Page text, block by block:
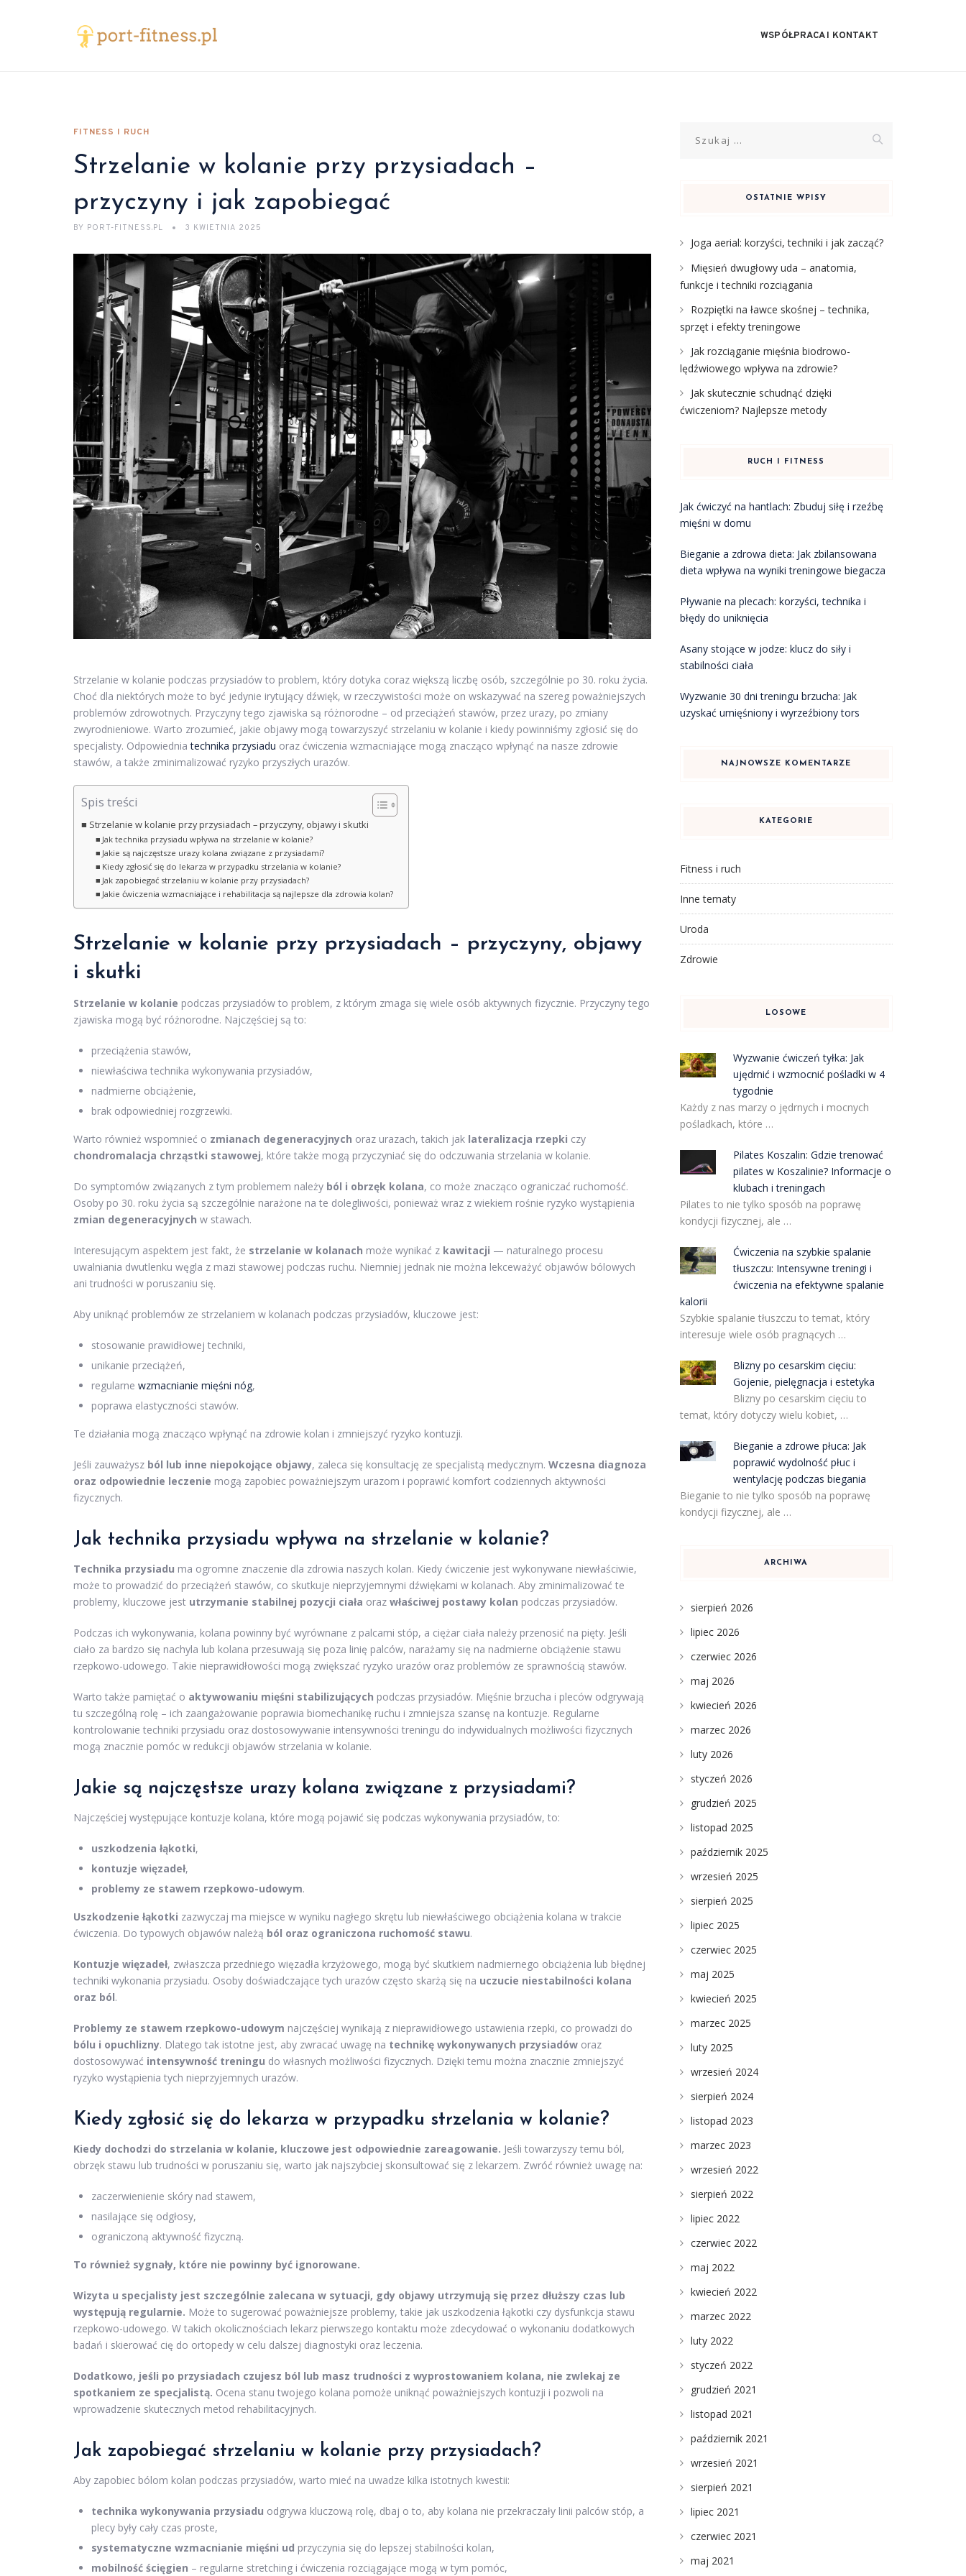
WSPÓŁPRACA I KONTAKT
FITNESS I RUCH
Strzelanie w kolanie przy przysiadach –
przyczyny i jak zapobiegać
BY PORT-FITNESS.PL 3 KWIETNIA 2025
Strzelanie w kolanie podczas przysiadów to problem, który dotyka coraz większą liczbę osób, szczególnie po 30. roku życia.
Choć dla niektórych może to być jedynie irytujący dźwięk, w rzeczywistości może on wskazywać na szereg poważniejszych
problemów zdrowotnych. Przyczyny tego zjawiska są różnorodne – od przeciążeń stawów, przez urazy, po zmiany
zwyrodnieniowe. Warto zrozumieć, jakie objawy mogą towarzyszyć strzelaniu w kolanie i kiedy powinniśmy zgłosić się do
specjalisty. Odpowiedniatechnika przysiadu oraz ćwiczenia wzmacniające mogą znacząco wpłynąć na nasze zdrowie
stawów, a także zminimalizować ryzyko przyszłych urazów.
Spis treści
Strzelanie w kolanie przy przysiadach – przyczyny, objawy i skutki
Jak technika przysiadu wpływa na strzelanie w kolanie?
Jakie są najczęstsze urazy kolana związane z przysiadami?
Kiedy zgłosić się do lekarza w przypadku strzelania w kolanie?
Jak zapobiegać strzelaniu w kolanie przy przysiadach?
Jakie ćwiczenia wzmacniające i rehabilitacja są najlepsze dla zdrowia kolan?
Strzelanie w kolanie przy przysiadach – przyczyny, objawy
i skutki
Strzelanie w kolanie podczas przysiadów to problem, z którym zmaga się wiele osób aktywnych fizycznie. Przyczyny tego
zjawiska mogą być różnorodne. Najczęściej są to:
przeciążenia stawów,
niewłaściwa technika wykonywania przysiadów,
nadmierne obciążenie,
brak odpowiedniej rozgrzewki.
Warto również wspomnieć o zmianach degeneracyjnych oraz urazach, takich jak lateralizacja rzepki czy
chondromalacja chrząstki stawowej, które także mogą przyczyniać się do odczuwania strzelania w kolanie.
Do symptomów związanych z tym problemem należy ból i obrzęk kolana, co może znacząco ograniczać ruchomość.
Osoby po 30. roku życia są szczególnie narażone na te dolegliwości, ponieważ wraz z wiekiem rośnie ryzyko wystąpienia
zmian degeneracyjnych w stawach.
Interesującym aspektem jest fakt, że strzelanie w kolanach może wynikać z kawitacji — naturalnego procesu
uwalniania dwutlenku węgla z mazi stawowej podczas ruchu. Niemniej jednak nie można lekceważyć objawów bólowych
ani trudności w poruszaniu się.
Aby uniknąć problemów ze strzelaniem w kolanach podczas przysiadów, kluczowe jest:
stosowanie prawidłowej techniki,
unikanie przeciążeń,
regularne wzmacnianie mięśni nóg,
poprawa elastyczności stawów.
Te działania mogą znacząco wpłynąć na zdrowie kolan i zmniejszyć ryzyko kontuzji.
Jeśli zauważysz ból lub inne niepokojące objawy, zaleca się konsultację ze specjalistą medycznym. Wczesna diagnoza
oraz odpowiednie leczenie mogą zapobiec poważniejszym urazom i poprawić komfort codziennych aktywności
fizycznych.
Jak technika przysiadu wpływa na strzelanie w kolanie?
Technika przysiadu ma ogromne znaczenie dla zdrowia naszych kolan. Kiedy ćwiczenie jest wykonywane niewłaściwie,
może to prowadzić do przeciążeń stawów, co skutkuje nieprzyjemnymi dźwiękami w kolanach. Aby zminimalizować te
problemy, kluczowe jest utrzymanie stabilnej pozycji ciała oraz właściwej postawy kolan podczas przysiadów.
Podczas ich wykonywania, kolana powinny być wyrównane z palcami stóp, a ciężar ciała należy przenosić na pięty. Jeśli
ciało za bardzo się nachyla lub kolana przesuwają się poza linię palców, narażamy się na nadmierne obciążenie stawu
rzepkowo-udowego. Takie nieprawidłowości mogą zwiększać ryzyko urazów oraz problemów ze sprawnością stawów.
Warto także pamiętać o aktywowaniu mięśni stabilizujących podczas przysiadów. Mięśnie brzucha i pleców odgrywają
tu szczególną rolę – ich zaangażowanie poprawia biomechanikę ruchu i zmniejsza szansę na kontuzje. Regularne
kontrolowanie techniki przysiadu oraz dostosowywanie intensywności treningu do indywidualnych możliwości fizycznych
mogą znacznie pomóc w redukcji objawów strzelania w kolanie.
Jakie są najczęstsze urazy kolana związane z przysiadami?
Najczęściej występujące kontuzje kolana, które mogą pojawić się podczas wykonywania przysiadów, to:
uszkodzenia łąkotki,
kontuzje więzadeł,
problemy ze stawem rzepkowo-udowym.
Uszkodzenie łąkotki zazwyczaj ma miejsce w wyniku nagłego skrętu lub niewłaściwego obciążenia kolana w trakcie
ćwiczenia. Do typowych objawów należą ból oraz ograniczona ruchomość stawu.
Kontuzje więzadeł, zwłaszcza przedniego więzadła krzyżowego, mogą być skutkiem nadmiernego obciążenia lub błędnej
techniki wykonania przysiadu. Osoby doświadczające tych urazów często skarżą się na uczucie niestabilności kolana
oraz ból.
Problemy ze stawem rzepkowo-udowym najczęściej wynikają z nieprawidłowego ustawienia rzepki, co prowadzi do
bólu i opuchlizny. Dlatego tak istotne jest, aby zwracać uwagę na technikę wykonywanych przysiadów oraz
dostosowywać intensywność treningu do własnych możliwości fizycznych. Dzięki temu można znacznie zmniejszyć
ryzyko wystąpienia tych nieprzyjemnych urazów.
Kiedy zgłosić się do lekarza w przypadku strzelania w kolanie?
Kiedy dochodzi do strzelania w kolanie, kluczowe jest odpowiednie zareagowanie. Jeśli towarzyszy temu ból,
obrzęk stawu lub trudności w poruszaniu się, warto jak najszybciej skonsultować się z lekarzem. Zwróć również uwagę na:
zaczerwienienie skóry nad stawem,
nasilające się odgłosy,
ograniczoną aktywność fizyczną.
To również sygnały, które nie powinny być ignorowane.
Wizyta u specjalisty jest szczególnie zalecana w sytuacji, gdy objawy utrzymują się przez dłuższy czas lub
występują regularnie. Może to sugerować poważniejsze problemy, takie jak uszkodzenia łąkotki czy dysfunkcja stawu
rzepkowo-udowego. W takich okolicznościach lekarz pierwszego kontaktu może zdecydować o wykonaniu dodatkowych
badań i skierować cię do ortopedy w celu dalszej diagnostyki oraz leczenia.
Dodatkowo, jeśli po przysiadach czujesz ból lub masz trudności z wyprostowaniem kolana, nie zwlekaj ze
spotkaniem ze specjalistą. Ocena stanu twojego kolana pomoże uniknąć poważniejszych kontuzji i pozwoli na
wprowadzenie skutecznych metod rehabilitacyjnych.
Jak zapobiegać strzelaniu w kolanie przy przysiadach?
Aby zapobiec bólom kolan podczas przysiadów, warto mieć na uwadze kilka istotnych kwestii:
technika wykonywania przysiadu odgrywa kluczową rolę, dbaj o to, aby kolana nie przekraczały linii palców stóp, a
plecy były cały czas proste,
systematyczne wzmacnianie mięśni ud przyczynia się do lepszej stabilności kolan,
mobilność ścięgien – regularne stretching i ćwiczenia rozciągające mogą w tym pomóc,
OSTATNIE WPISY
Joga aerial: korzyści, techniki i jak zacząć?
Mięsień dwugłowy uda – anatomia,
funkcje i techniki rozciągania
Rozpiętki na ławce skośnej – technika,
sprzęt i efekty treningowe
Jak rozciąganie mięśnia biodrowo-
lędźwiowego wpływa na zdrowie?
Jak skutecznie schudnąć dzięki
ćwiczeniom? Najlepsze metody
RUCH I FITNESS
Jak ćwiczyć na hantlach: Zbuduj siłę i rzeźbę
mięśni w domu
Bieganie a zdrowa dieta: Jak zbilansowana
dieta wpływa na wyniki treningowe biegacza
Pływanie na plecach: korzyści, technika i
błędy do uniknięcia
Asany stojące w jodze: klucz do siły i
stabilności ciała
Wyzwanie 30 dni treningu brzucha: Jak
uzyskać umięśniony i wyrzeźbiony tors
NAJNOWSZE KOMENTARZE
KATEGORIE
Fitness i ruch
Inne tematy
Uroda
Zdrowie
LOSOWE
Wyzwanie ćwiczeń tyłka: Jak
ujędrnić i wzmocnić pośladki w 4
tygodnie
Każdy z nas marzy o jędrnych i mocnych
pośladkach, które …
Pilates Koszalin: Gdzie trenować
pilates w Koszalinie? Informacje o
klubach i treningach
Pilates to nie tylko sposób na poprawę
kondycji fizycznej, ale …
Ćwiczenia na szybkie spalanie
tłuszczu: Intensywne treningi i
ćwiczenia na efektywne spalanie
kalorii
Szybkie spalanie tłuszczu to temat, który
interesuje wiele osób pragnących …
Blizny po cesarskim cięciu:
Gojenie, pielęgnacja i estetyka
Blizny po cesarskim cięciu to
temat, który dotyczy wielu kobiet, …
Bieganie a zdrowe płuca: Jak
poprawić wydolność płuc i
wentylację podczas biegania
Bieganie to nie tylko sposób na poprawę
kondycji fizycznej, ale …
ARCHIWA
sierpień 2026
lipiec 2026
czerwiec 2026
maj 2026
kwiecień 2026
marzec 2026
luty 2026
styczeń 2026
grudzień 2025
listopad 2025
październik 2025
wrzesień 2025
sierpień 2025
lipiec 2025
czerwiec 2025
maj 2025
kwiecień 2025
marzec 2025
luty 2025
wrzesień 2024
sierpień 2024
listopad 2023
marzec 2023
wrzesień 2022
sierpień 2022
lipiec 2022
czerwiec 2022
maj 2022
kwiecień 2022
marzec 2022
luty 2022
styczeń 2022
grudzień 2021
listopad 2021
październik 2021
wrzesień 2021
sierpień 2021
lipiec 2021
czerwiec 2021
maj 2021